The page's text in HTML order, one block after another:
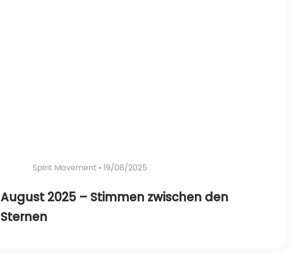
Spirit Movement • 19/08/2025
August 2025 – Stimmen zwischen den
Sternen